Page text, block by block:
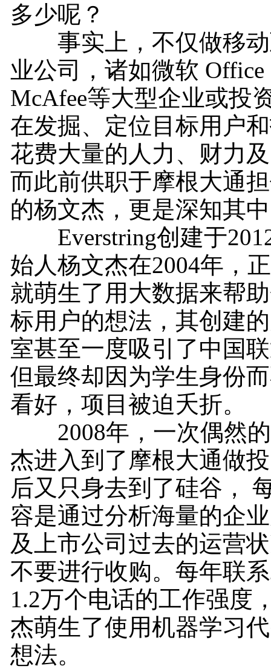
多少呢？
事实上，不仅做移动
业公司，诸如微软 Office
McAfee等大型企业或投
在发掘、定位目标用户
花费大量的人力、财力
而此前供职于摩根大通
的杨文杰，更是深知其
Everstring创建于
始人杨文杰在2004年，
就萌生了用大数据来帮
标用户的想法，其创建
室甚至一度吸引了中国
但最终却因为学生身份
看好，项目被迫夭折。
2008年，一次偶然的
杰进入到了摩根大通做
后又只身去到了硅谷，
容是通过分析海量的企
及上市公司过去的运营
不要进行收购。每年联
1.2万个电话的工作强度
杰萌生了使用机器学习
想法。